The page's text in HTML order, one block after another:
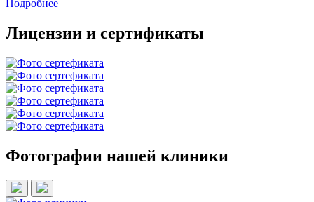
Подробнее
Лицензии и сертификаты
Фотографии нашей клиники